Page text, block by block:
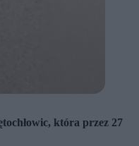
która przez 27